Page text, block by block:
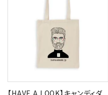
【HAVE A LOOK】キャンディダ